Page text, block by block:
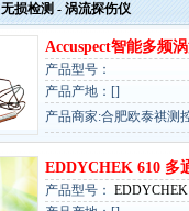
无损检测- 涡流探伤仪
Accuspect智能多频
产品型号：
产品产地：[]
产品商家:合肥欧泰祺测
EDDYCHEK 610 多
产品型号： EDDYCHEK